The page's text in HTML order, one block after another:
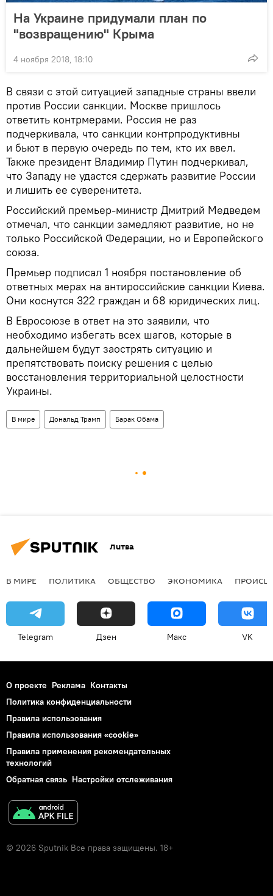
На Украине придумали план по
"возвращению" Крыма
4 ноября 2018, 18:10
В связи с этой ситуацией западные страны ввели
против России санкции. Москве пришлось
ответить контрмерами. Россия не раз
подчеркивала, что санкции контрпродуктивны
и бьют в первую очередь по тем, кто их ввел.
Также президент Владимир Путин подчеркивал,
что Западу не удастся сдержать развитие России
и лишить ее суверенитета.
Российский премьер-министр Дмитрий Медведем
отмечал, что санкции замедляют развитие, но не
только Российской Федерации, но и Европейского
союза.
Премьер подписал 1 ноября постановление об
ответных мерах на антироссийские санкции Киева.
Они коснутся 322 граждан и 68 юридических лиц.
В Евросоюзе в ответ на это заявили, что
необходимо избегать всех шагов, которые в
дальнейшем будут заострять ситуацию и
препятствовать поиску решения с целью
восстановления территориальной целостности
Украины.
В мире Дональд Трамп Барак Обама
Литва
В МИРЕ ПОЛИТИКА ОБЩЕСТВО ЭКОНОМИКА
Telegram Дзен Макс VK
О проекте Реклама Контакты
Политика конфиденциальности
Правила использования
Правила использования «cookie»
Правила применения рекомендательных
технологий
Обратная связь Настройки отслеживания
© 2026 Sputnik Все права защищены. 18+